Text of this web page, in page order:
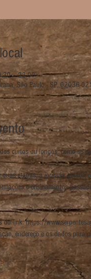
– 22:00
São Paulo - SP, 02036-
curtos ou longos, como se
etapas, a jornada guiada
e ensinamentos